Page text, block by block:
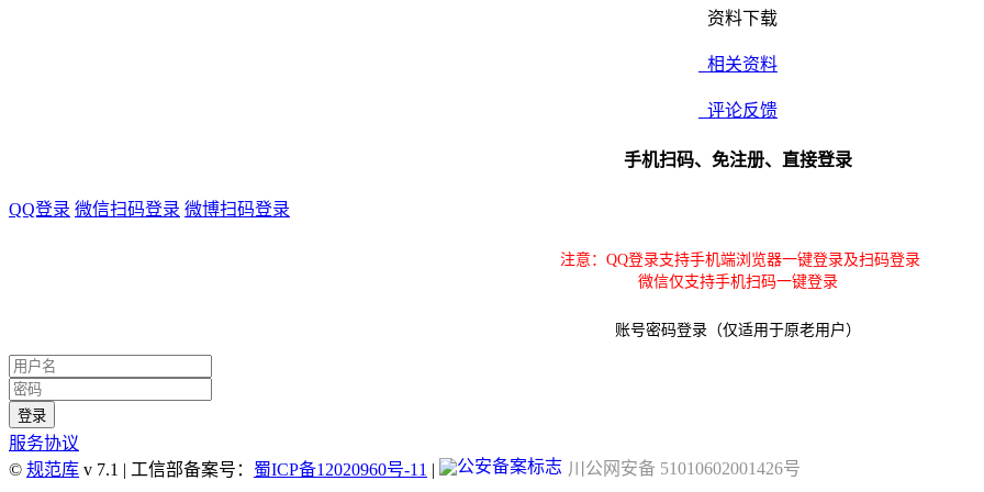
资料下载
相关资料
评论反馈
手机扫码、免注册、直接登录
QQ登录 微信扫码登录 微博扫码登录
注意：QQ登录支持手机端浏览器一键登录及扫码登录
微信仅支持手机扫码一键登录
账号密码登录（仅适用于原老用户）
服务协议
© 规范库 v 7.1 | 工信部备案号： 蜀ICP备12020960号-11 | 川公网安备 51010602001426号